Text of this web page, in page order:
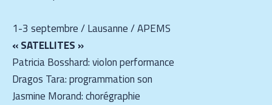
1-3 septembre / Lausanne / APEMS
« SATELLITES »
Patricia Bosshard: violon performance
Dragos Tara: programmation son
Jasmine Morand: chorégraphie